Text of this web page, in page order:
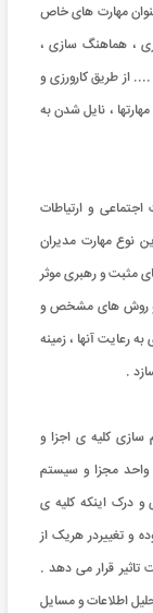
عنوان مهارت های خاص
، هماهنگ سازی ،
از طریق کارورزی و
، نایل شدن به
اجتماعی و ارتیاطات
نوع مهارت مدیران
مثبت و رهبری موثر
و روش های مشخص و
رعایت آنها ، زمینه
.
کلیه ی اجزا و
واحد مجزا و سیستم
و درک اینکه کلیه ی
و تغییردر هریک از
قرار می دهد .
اطلاعات و مسایل